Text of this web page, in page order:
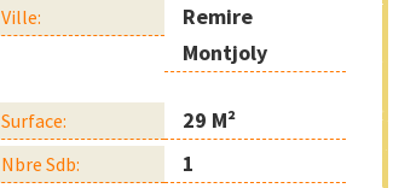
Ville:
Remire
Montjoly
Surface: 29 M²
Nbre Sdb: 1